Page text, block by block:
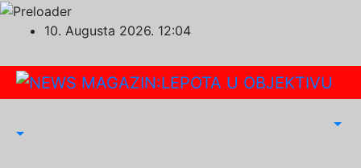
content
10. Augusta 2026. 12:04